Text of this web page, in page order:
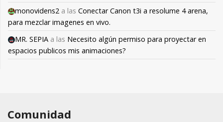
monovidens2 a las Conectar Canon t3i a resolume 4 arena,
para mezclar imagenes en vivo.
MR. SEPIA a las Necesito algún permiso para proyectar en
espacios publicos mis animaciones?
Comunidad